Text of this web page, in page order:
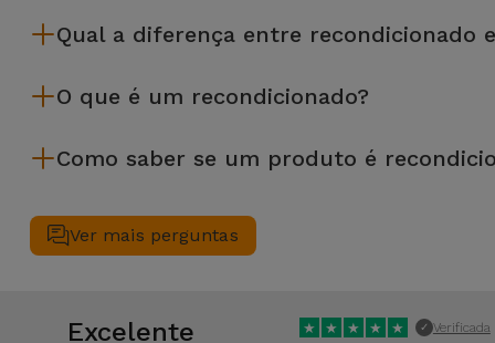
da Services passam por vários e rigorosos testes de
Qual a diferença entre recondicionado
equipamento recondicionado da iServices oferece uma
O que é um recondicionado?
de leasing ou de renovação de equipamentos empresariais.
Como saber se um produto é
Antes de chegarem até si, todos os dispositivos
40 parâmetros, nomeadamente no que respeita a todos os
Ver mais perguntas
Excelente ★ ★ ★ ★ ★ ✓ Verificada